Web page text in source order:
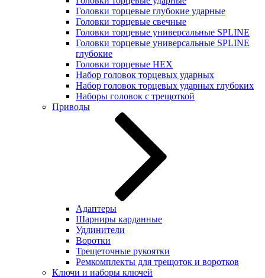
Головки торцевые глубокие ударные
Головки торцевые свечные
Головки торцевые универсальные SPLINE
Головки торцевые универсальные SPLINE
глубокие
Головки торцевые HEX
Набор головок торцевых ударных
Набор головок торцевых ударных глубоких
Наборы головок с трещоткой
Приводы
Адаптеры
Шарниры карданные
Удлинители
Воротки
Трещеточные рукоятки
Ремкомплекты для трещоток и воротков
Ключи и наборы ключей